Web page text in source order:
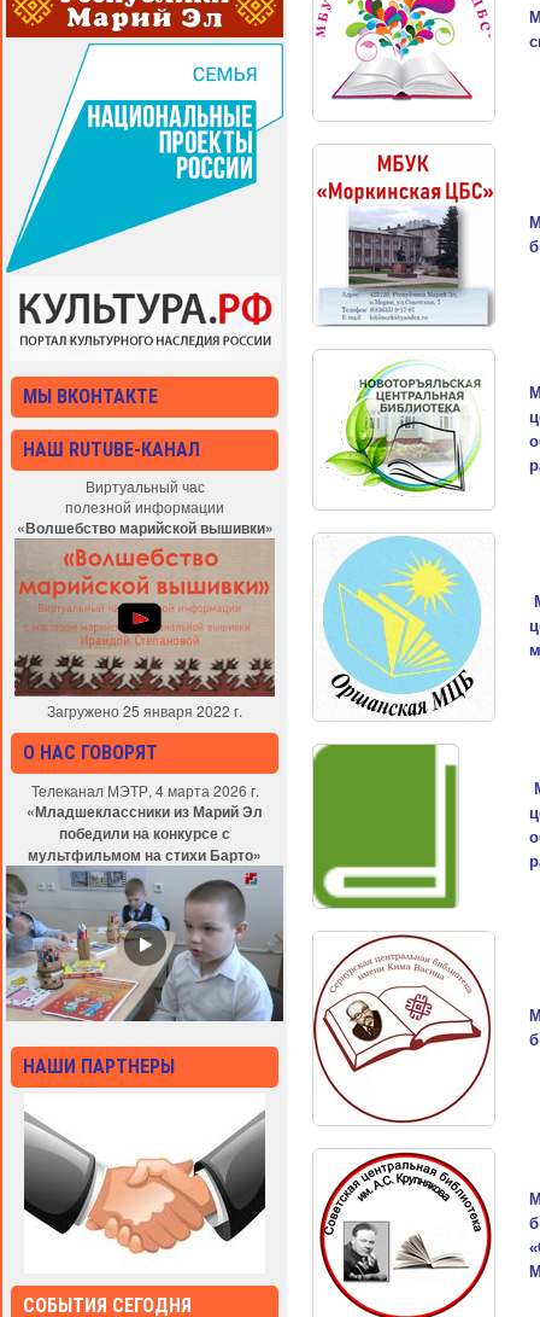
МЫ ВКОНТАКТЕ
НАШ RUTUBE-КАНАЛ
Виртуальный час
полезной информации
«Волшебство марийской вышивки»
Загружено 25 января 2022 г.
О НАС ГОВОРЯТ
Телеканал МЭТР, 4 марта 2026 г.
«Младшеклассники из Марий Эл
победили на конкурсе с
мультфильмом на стихи Барто»
НАШИ ПАРТНЕРЫ
СОБЫТИЯ СЕГОДНЯ